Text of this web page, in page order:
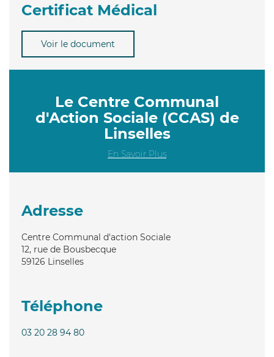
Certificat Médical
Voir le document
Le Centre Communal
d'Action Sociale (CCAS) de
Linselles
En Savoir Plus
Adresse
Centre Communal d'action Sociale
12, rue de Bousbecque
59126 Linselles
Téléphone
03 20 28 94 80